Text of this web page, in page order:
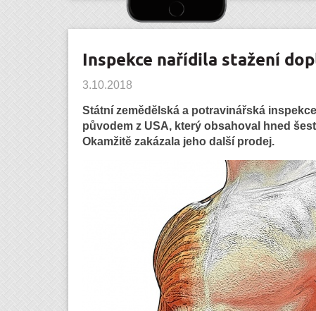
Inspekce nařídila stažení
3.10.2018
Státní zemědělská a potravinářská
původem z USA, který obsahoval hned
Okamžitě zakázala jeho další prodej.